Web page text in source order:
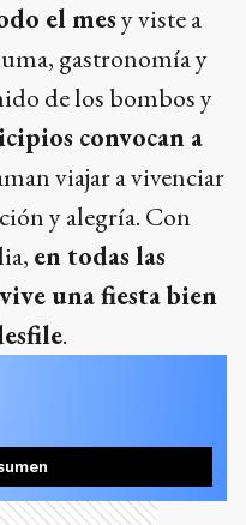
el mesy viste a
gastronomía y
de los bombos y
convocan a
viajar a vivenciar
y alegría. Con
en todas las
una fiesta bien
.